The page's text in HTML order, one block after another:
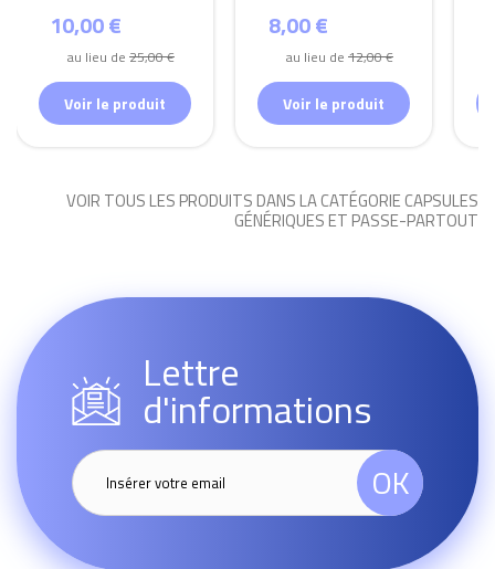
10,00 €
au lieu de 25,00 €
Voir le produit
8,00 €
au lieu de 12,00 €
Voir le produit
VOIR TOUS LES PRODUITS DANS LA CATÉGORIE CAPSULES
GÉNÉRIQUES ET PASSE-PARTOUT
Lettre
d'informations
OK